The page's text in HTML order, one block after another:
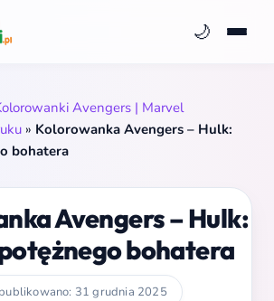
🌙
Avengers | Marvel
» Kolorowanka Avengers – Hulk:
bohatera
Avengers – Hulk:
bohatera
31 grudnia 2025